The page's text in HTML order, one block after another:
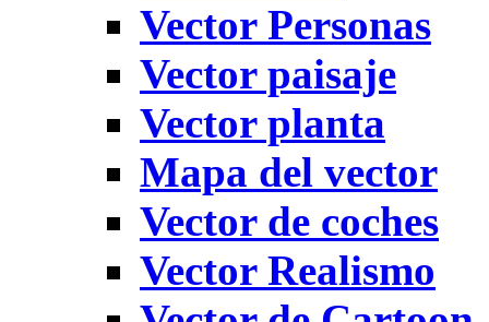
Vector Personas
Vector paisaje
Vector planta
Mapa del vector
Vector de coches
Vector Realismo